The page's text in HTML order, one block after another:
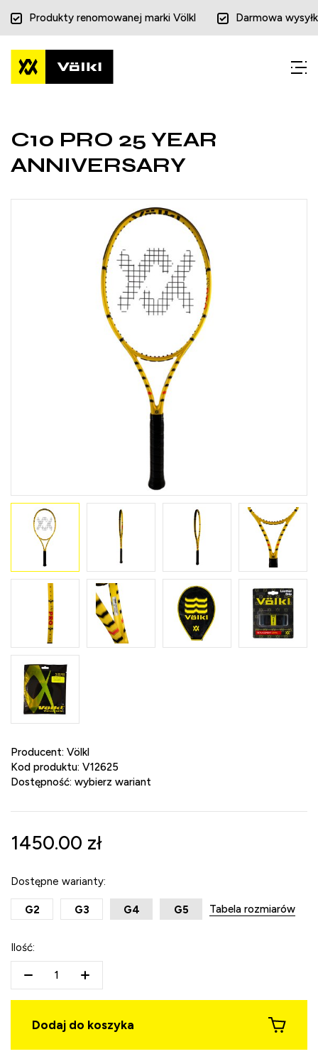
głównego
menu
w
Produkty renomowanej marki Völkl Darmowa
C10 PRO 25 YEAR
ANNIVERSARY
Producent: Völkl
Kod produktu: V12625
Dostępność: wybierz wariant
1450.00 zł
Dostępne warianty:
G2 G3 G4 G5 Tabela rozmiarów
Ilość:
Dodaj do koszyka